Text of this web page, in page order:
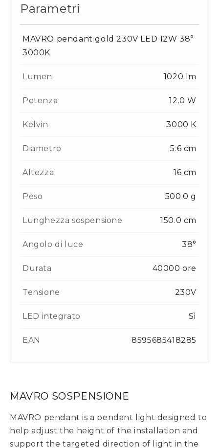
MAVRO SOSPENSIONE
MAVRO pendant is a pendant light designed to
help adjust the height of the installation and
support the targeted direction of light in the
Parametri
MAVRO pendant gold 230V LED 12W 38°
3000K
Lumen 1020 lm
Potenza 12.0 W
Kelvin 3000 K
Diametro 5.6 cm
Altezza 16 cm
Peso 500.0 g
Lunghezza sospensione 150.0 cm
Angolo di luce 38°
Durata 40000 ore
Tensione 230V
LED integrato Sì
EAN 8595685418285